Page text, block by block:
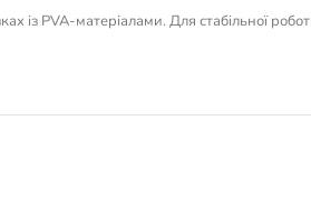
із PVA-матеріалами. Для стабільної